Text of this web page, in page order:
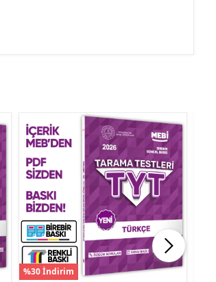
%30 İndirim